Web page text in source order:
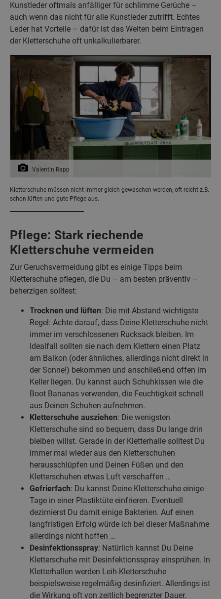
Kunstleder oftmals anfälliger für schlimme Gerüche –
auch wenn das nicht für alle Kunstleder zutrifft. Echtes
Leder hat Vorteile – dafür ist das Weiten beim Eintragen
der Kletterschuhe oft unkalkulierbarer.
Valentin Rapp
Kletterschuhe müssen nicht immer gleich gewaschen werden, oft reicht z.B.
schon lüften und gute Pflege aus.
Pflege: Stark riechende
Kletterschuhe vermeiden
Zur Geruchsvermeidung gibt es einige Tipps beim
Kletterschuhe pflegen, die Du – am besten präventiv –
beherzigen solltest:
Trocknen und lüften: Die mit Abstand wichtigste
Regel: Achte darauf, dass Deine Kletterschuhe nicht
immer im verschlossenen Rucksack bleiben. Im
Idealfall sollten sie nach dem Klettern einen Platz
am Balkon (oder ähnliches, allerdings nicht direkt in
der Sonne!) bekommen und anschließend offen im
Keller liegen. Du kannst auch Schuhkissen wie die
Boot Bananas verwenden, die Feuchtigkeit schnell
aus Deinen Schuhen aufnehmen.
Kletterschuhe ausziehen: Die wenigsten
Kletterschuhe sind so bequem, dass Du lange drin
bleiben willst. Gerade in der Kletterhalle solltest Du
immer mal wieder aus den Kletterschuhen
herausschlüpfen und Deinen Füßen und den
Kletterschuhen etwas Luft verschaffen …
Gefrierfach: Du kannst Deine Kletterschuhe einige
Tage in einer Plastiktüte einfrieren. Eventuell
dezimierst Du damit einige Bakterien. Auf einen
langfristigen Erfolg würde ich bei dieser Maßnahme
allerdings nicht hoffen …
Desinfektionsspray: Natürlich kannst Du Deine
Kletterschuhe mit Desinfektionsspray einsprühen. In
Kletterhallen werden Leih-Kletterschuhe
beispielsweise regelmäßig desinfiziert. Allerdings ist
die Wirkung oft von zeitlich begrenzter Dauer.